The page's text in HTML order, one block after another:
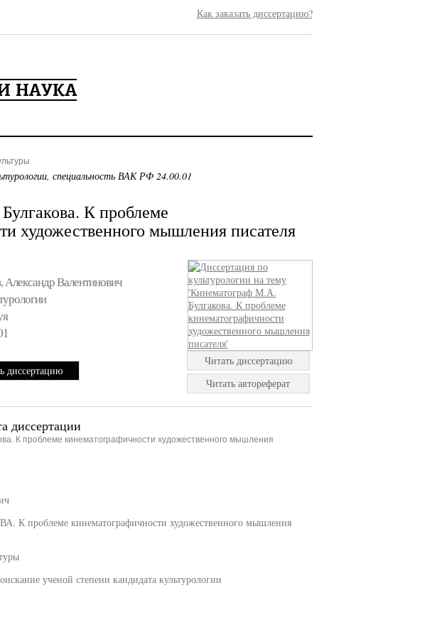
Как заказать диссертацию?
специальность ВАК РФ 24.00.01
К проблеме
художественного мышления писателя
Александр Валентинович
диссертацию
Читать диссертацию
Читать автореферат
диссертации
К проблеме кинематографичности художественного мышления
кинематографичности художественного мышления
ученой степени кандидата культурологии